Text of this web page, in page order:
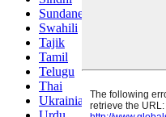
Sundanese
Swahili
Tajik
Tamil
Telugu
Thai
Ukrainian